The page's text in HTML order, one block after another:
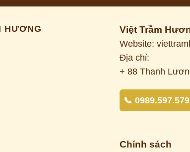
HƯƠNG Việt Trầm
Website:
Địa chỉ:
+ 88 Thanh
📞 0989.597.579
Chính sách